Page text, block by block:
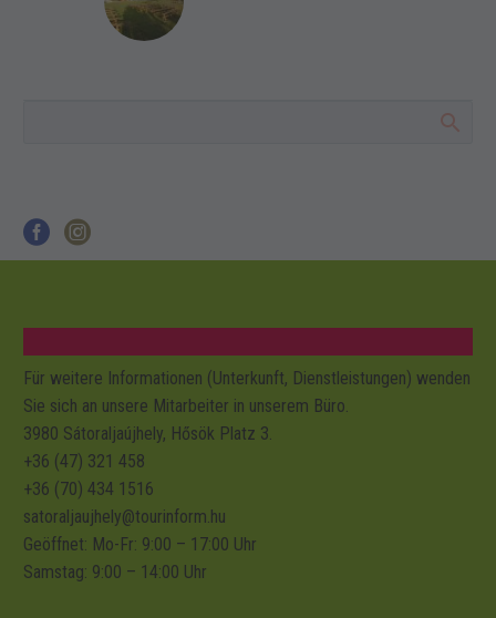
Für weitere Informationen (Unterkunft, Dienstleistungen) wenden
Sie sich an unsere Mitarbeiter in unserem Büro.
3980 Sátoraljaújhely, Hősök Platz 3.
+36 (47) 321 458
+36 (70) 434 1516
satoraljaujhely@tourinform.hu
Geöffnet: Mo-Fr: 9:00 – 17:00 Uhr
Samstag: 9:00 – 14:00 Uhr